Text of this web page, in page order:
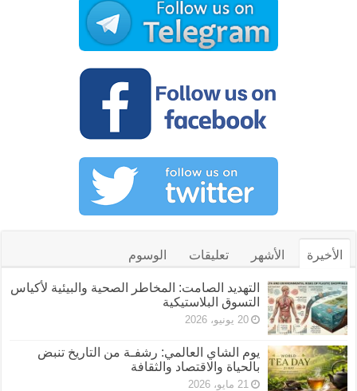
الأخيرة الأشهر تعليقات الوسوم
التهديد الصامت: المخاطر الصحية والبيئية لأكياس
التسوق البلاستيكية
20 يونيو، 2026
يوم الشاي العالمي: رشفـة من التاريخ تنبض
بالحياة والاقتصاد والثقافة
21 مايو، 2026